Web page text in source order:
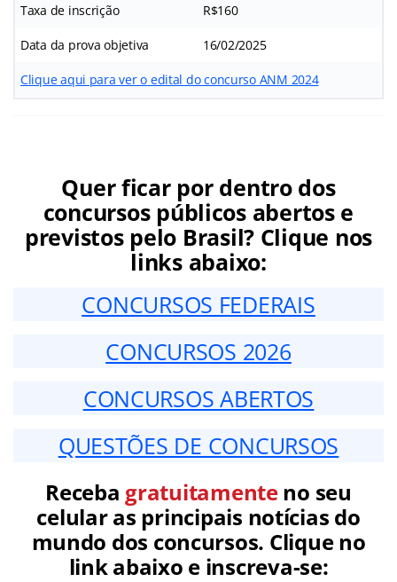
Taxa de inscrição R$160
Data da prova objetiva 16/02/2025
Clique aqui para ver o edital do concurso ANM 2024
Quer ficar por dentro dos
concursos públicos abertos e
previstos pelo Brasil? Clique nos
links abaixo:
CONCURSOS FEDERAIS
CONCURSOS 2026
CONCURSOS ABERTOS
QUESTÕES DE CONCURSOS
Receba gratuitamenteno seu
celular as principais notícias do
mundo dos concursos. Clique no
link abaixo e inscreva-se: